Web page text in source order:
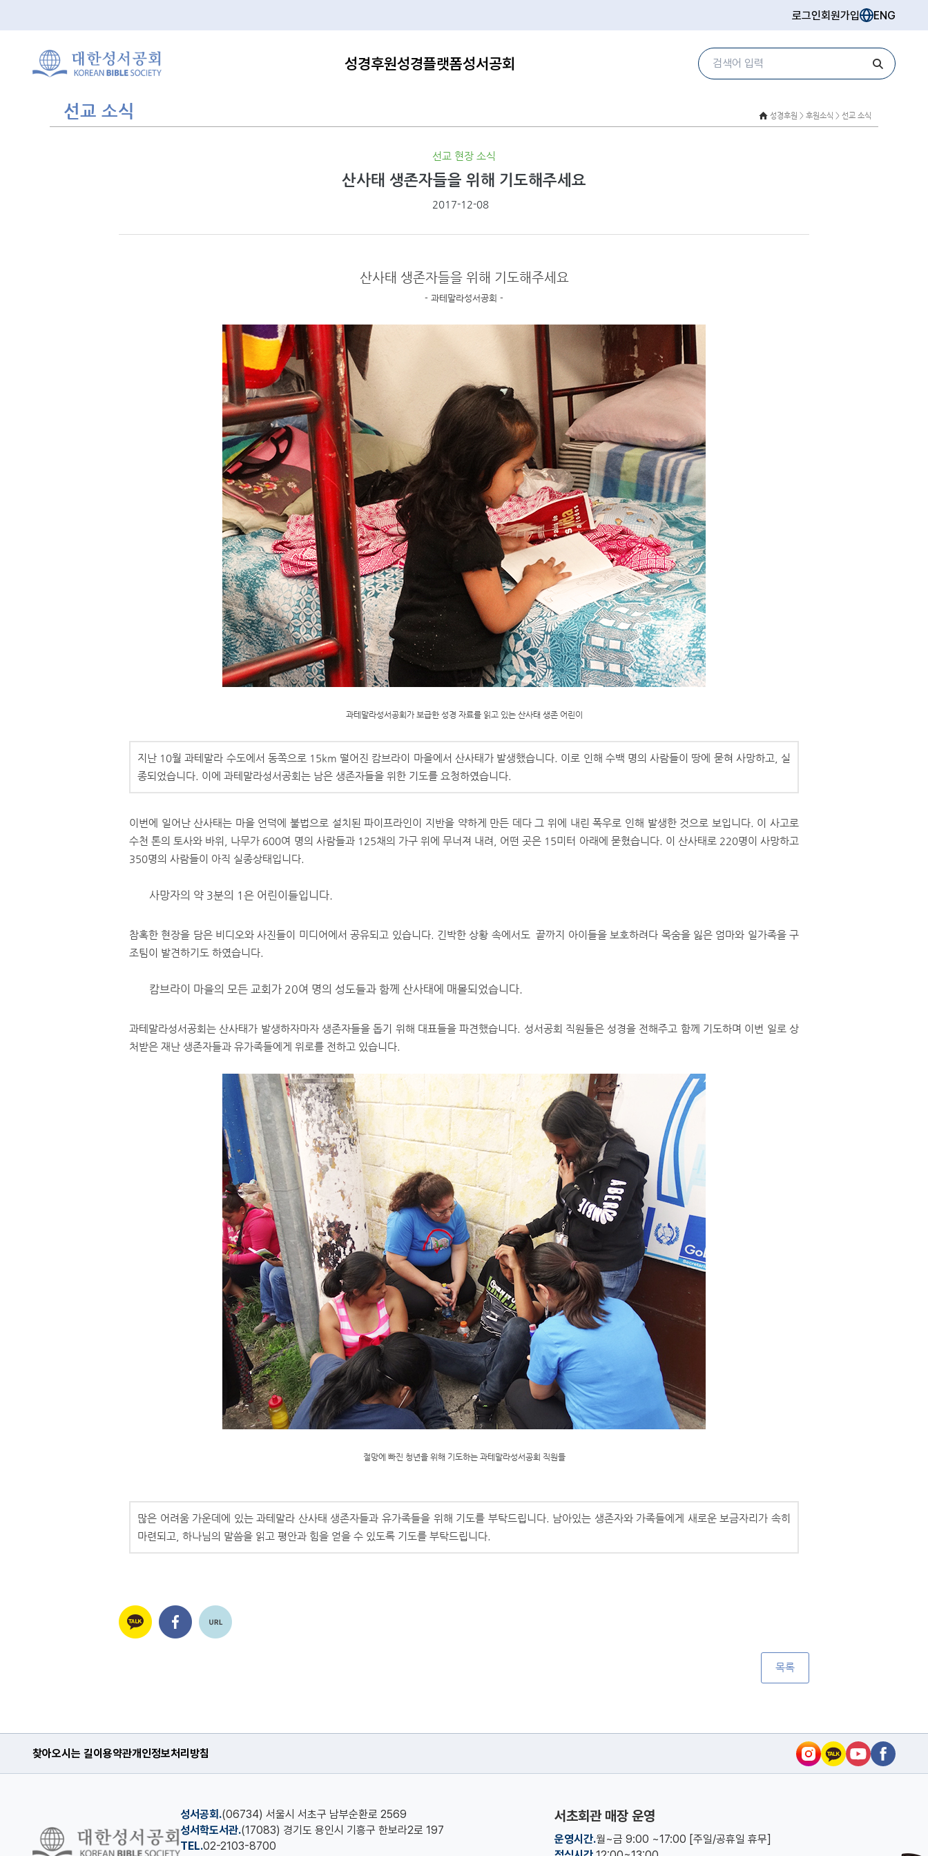
로그인회원가입 ENG
성경후원성경플랫폼성서공회
선교 소식 성경후원 > 후원소식 > 선교 소식
선교 현장 소식
산사태 생존자들을 위해 기도해주세요
2017-12-08
산사태 생존자들을 위해 기도해주세요
- 과테말라성서공회 -
과테말라성서공회가 보급한 성경 자료를 읽고 있는 산사태 생존 어린이
지난 10월 과테말라 수도에서 동쪽으로 15km 떨어진 캄브라이 마을에서 산사태가 발생했습니다. 이로 인해 수백 명의 사람들이 땅에 묻혀 사망하고, 실
종되었습니다. 이에 과테말라성서공회는 남은 생존자들을 위한 기도를 요청하였습니다.
이번에 일어난 산사태는 마을 언덕에 불법으로 설치된 파이프라인이 지반을 약하게 만든 데다 그 위에 내린 폭우로 인해 발생한 것으로 보입니다. 이 사고로
수천 톤의 토사와 바위, 나무가 600여 명의 사람들과 125채의 가구 위에 무너져 내려, 어떤 곳은 15미터 아래에 묻혔습니다. 이 산사태로 220명이 사망하고
350명의 사람들이 아직 실종상태입니다.
사망자의 약 3분의 1은 어린이들입니다.
참혹한 현장을 담은 비디오와 사진들이 미디어에서 공유되고 있습니다. 긴박한 상황 속에서도 끝까지 아이들을 보호하려다 목숨을 잃은 엄마와 일가족을 구
조팀이 발견하기도 하였습니다.
캄브라이 마을의 모든 교회가 20여 명의 성도들과 함께 산사태에 매몰되었습니다.
과테말라성서공회는 산사태가 발생하자마자 생존자들을 돕기 위해 대표들을 파견했습니다. 성서공회 직원들은 성경을 전해주고 함께 기도하며 이번 일로 상
처받은 재난 생존자들과 유가족들에게 위로를 전하고 있습니다.
절망에 빠진 청년을 위해 기도하는 과테말라성서공회 직원들
많은 어려움 가운데에 있는 과테말라 산사태 생존자들과 유가족들을 위해 기도를 부탁드립니다. 남아있는 생존자와 가족들에게 새로운 보금자리가 속히
마련되고, 하나님의 말씀을 읽고 평안과 힘을 얻을 수 있도록 기도를 부탁드립니다.
목록
찾아오시는 길이용약관개인정보처리방침
성서공회.(06734) 서울시 서초구 남부순환로 2569
성서학도서관.(17083) 경기도 용인시 기흥구 한보라2로 197
TEL.02-2103-8700
서초회관 매장 운영
운영시간.월~금 9:00 ~17:00 [주일/공휴일 휴무]